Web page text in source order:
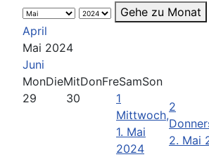
Gehe zu Monat
April
Mai 2024
Juni
MonDieMitDonFreSamSon
29
30
1
Mittwoch,
1. Mai
2024
2
2. Mai